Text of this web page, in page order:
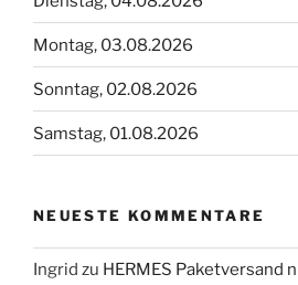
Montag, 03.08.2026
Sonntag, 02.08.2026
Samstag, 01.08.2026
NEUESTE KOMMENTARE
Ingrid zu HERMES Paketversand